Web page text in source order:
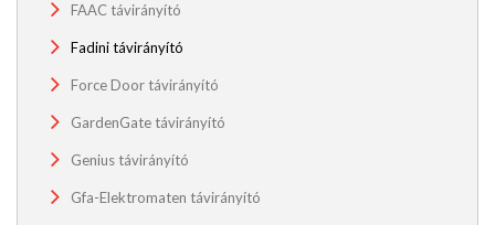
FAAC távirányító
Fadini távirányító
Force Door távirányító
GardenGate távirányító
Genius távirányító
Gfa-Elektromaten távirányító